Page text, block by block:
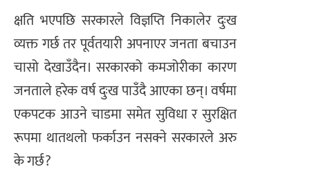
क्षति भएपछि सरकारले विज्ञप्ति निकालेर दुःख
व्यक्त गर्छ तर पूर्वतयारी अपनाएर जनता बचाउन
चासो देखाउँदैन। सरकारको कमजोरीका कारण
जनताले हरेक वर्ष दुःख पाउँदै आएका छन्। वर्षमा
एकपटक आउने चाडमा समेत सुविधा र सुरक्षित
रूपमा थातथलो फर्काउन नसक्ने सरकारले अरु
के गर्छ?